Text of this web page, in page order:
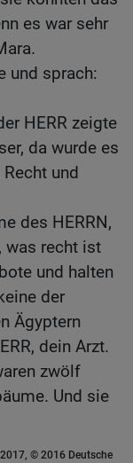
es war sehr
und sprach:
HERR zeigte
da wurde es
und
des HERRN,
was recht ist
und halten
der
Ägyptern
dein Arzt.
zwölf
Und sie
© 2016 Deutsche